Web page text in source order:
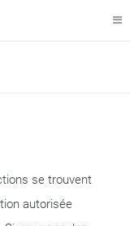
se trouvent
autorisée